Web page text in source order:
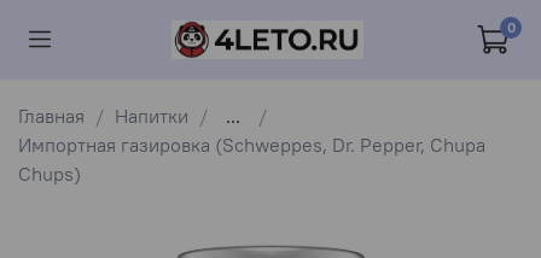
0
Главная Напитки
...
Импортная газировка (Schweppes, Dr. Pepper, Chupa
Chups)